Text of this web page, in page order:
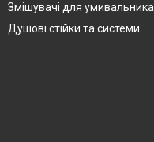
Змішувачі для умивальника
Душові стійки та системи